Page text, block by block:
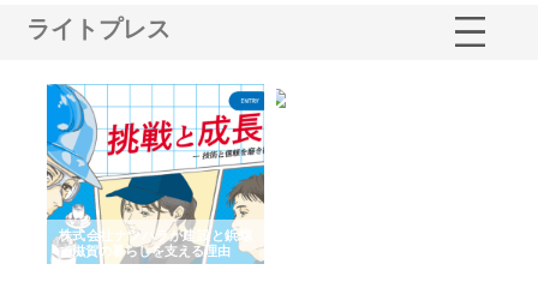
ライトプレス
株式会社ナツハラが建設と鋲螺
で滋賀の暮らしを支える理由